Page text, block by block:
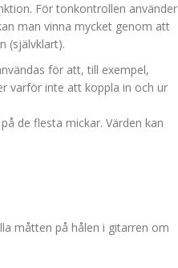
För tonkontrollen använder
man vinna mycket genom att
(självklart).
för att, till exempel,
varför inte att koppla in och ur
de flesta mickar. Värden kan
måtten på hålen i gitarren om